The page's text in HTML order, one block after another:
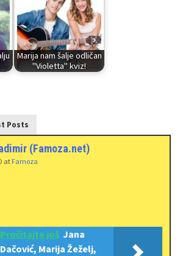
Marija nam šalje odličan
"Violetta" kviz!
Posts
(Famoza.net)
at Famoza
Pročitajte još Jana
Dačović, Marija Žeželj,